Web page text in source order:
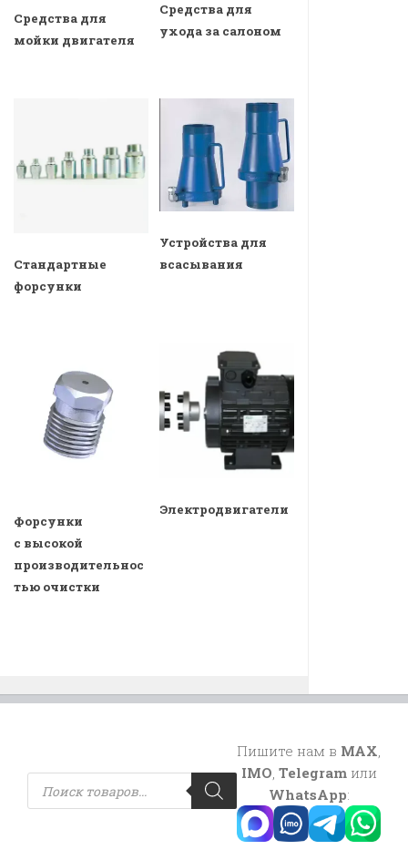
Средства для
мойки двигателя
Средства для
ухода за салоном
Стандартные
форсунки
Устройства для
всасывания
Форсунки
с высокой
производительнос
тью очистки
Электродвигатели
Поиск
товаров
Пишите нам в MAX,
IMO, Telegramили
WhatsApp: